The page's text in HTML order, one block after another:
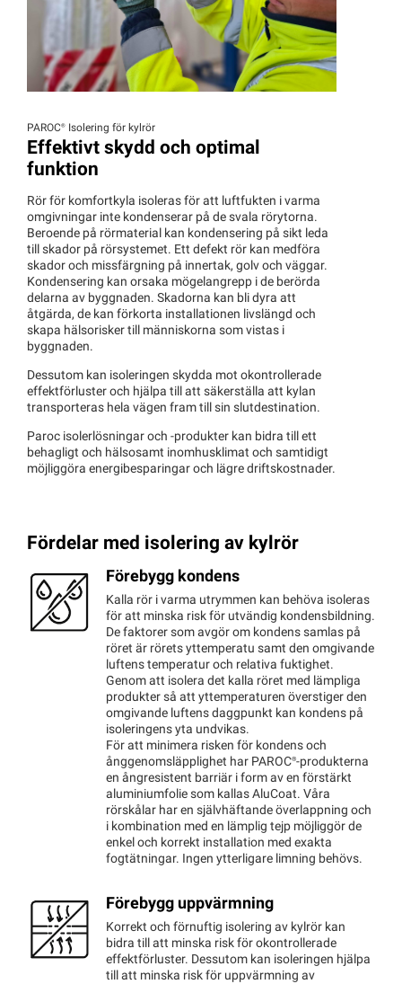
PAROC® Isolering för kylrör
Effektivt skydd och optimal
funktion
Rör för komfortkyla isoleras för att luftfukten i varma
omgivningar inte kondenserar på de svala rörytorna.
Beroende på rörmaterial kan kondensering på sikt leda
till skador på rörsystemet. Ett defekt rör kan medföra
skador och missfärgning på innertak, golv och väggar.
Kondensering kan orsaka mögelangrepp i de berörda
delarna av byggnaden. Skadorna kan bli dyra att
åtgärda, de kan förkorta installationen livslängd och
skapa hälsorisker till människorna som vistas i
byggnaden.
Dessutom kan isoleringen skydda mot okontrollerade
effektförluster och hjälpa till att säkerställa att kylan
transporteras hela vägen fram till sin slutdestination.
Paroc isolerlösningar och -produkter kan bidra till ett
behagligt och hälsosamt inomhusklimat och samtidigt
möjliggöra energibesparingar och lägre driftskostnader.
Fördelar med isolering av kylrör
Förebygg kondens
Kalla rör i varma utrymmen kan behöva isoleras
för att minska risk för utvändig kondensbildning.
De faktorer som avgör om kondens samlas på
röret är rörets yttemperatu samt den omgivande
luftens temperatur och relativa fuktighet.
Genom att isolera det kalla röret med lämpliga
produkter så att yttemperaturen överstiger den
omgivande luftens daggpunkt kan kondens på
isoleringens yta undvikas.
För att minimera risken för kondens och
ånggenomsläpplighet har PAROC®-produkterna
en ångresistent barriär i form av en förstärkt
aluminiumfolie som kallas AluCoat. Våra
rörskålar har en självhäftande överlappning och
i kombination med en lämplig tejp möjliggör de
enkel och korrekt installation med exakta
fogtätningar. Ingen ytterligare limning behövs.
Förebygg uppvärmning
Korrekt och förnuftig isolering av kylrör kan
bidra till att minska risk för okontrollerade
effektförluster. Dessutom kan isoleringen hjälpa
till att minska risk för uppvärmning av